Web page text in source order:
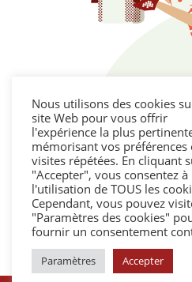
Nous utilisons des cookies
site Web pour vous offrir
l'expérience la plus
mémorisant vos préférences
visites répétées. En cliquant
"Accepter", vous consentez à
l'utilisation de TOUS les
Cependant, vous pouvez
"Paramètres des cookies"
fournir un consentement
Paramètres Accepter